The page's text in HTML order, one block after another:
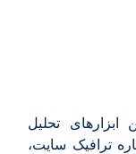
ابزارهای تحلیل
ترافیک سایت،